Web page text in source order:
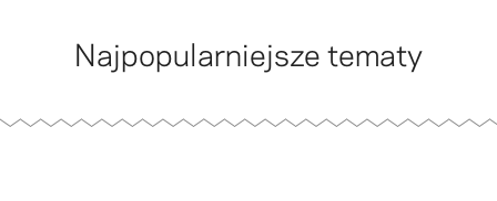
Najpopularniejsze tematy